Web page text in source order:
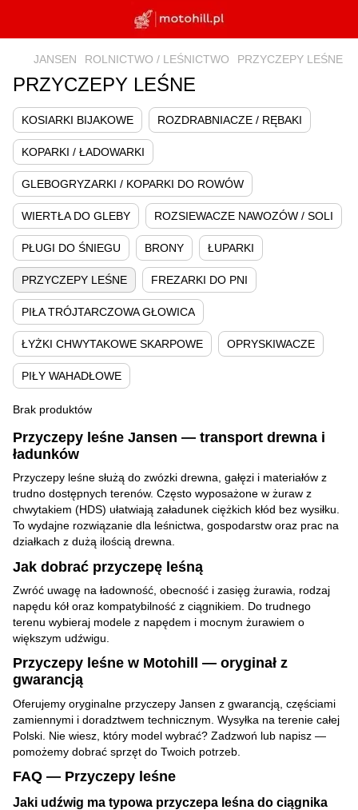
JANSEN ROLNICTWO / LEŚNICTWO PRZYCZEPY LEŚNE
PRZYCZEPY LEŚNE
KOSIARKI BIJAKOWE ROZDRABNIACZE / RĘBAKI
KOPARKI / ŁADOWARKI
GLEBOGRYZARKI / KOPARKI DO ROWÓW
WIERTŁA DO GLEBY ROZSIEWACZE NAWOZÓW / SOLI
PŁUGI DO ŚNIEGU BRONY ŁUPARKI
PRZYCZEPY LEŚNE FREZARKI DO PNI
PIŁA TRÓJTARCZOWA GŁOWICA
ŁYŻKI CHWYTAKOWE SKARPOWE OPRYSKIWACZE
PIŁY WAHADŁOWE
Brak produktów
Przyczepy leśne Jansen — transport drewna i
ładunków
Przyczepy leśne służą do zwózki drewna, gałęzi i materiałów z
trudno dostępnych terenów. Często wyposażone w żuraw z
chwytakiem (HDS) ułatwiają załadunek ciężkich kłód bez wysiłku.
To wydajne rozwiązanie dla leśnictwa, gospodarstw oraz prac na
działkach z dużą ilością drewna.
Jak dobrać przyczepę leśną
Zwróć uwagę na ładowność, obecność i zasięg żurawia, rodzaj
napędu kół oraz kompatybilność z ciągnikiem. Do trudnego
terenu wybieraj modele z napędem i mocnym żurawiem o
większym udźwigu.
Przyczepy leśne w Motohill — oryginał z
gwarancją
Oferujemy oryginalne przyczepy Jansen z gwarancją, częściami
zamiennymi i doradztwem technicznym. Wysyłka na terenie całej
Polski. Nie wiesz, który model wybrać? Zadzwoń lub napisz —
pomożemy dobrać sprzęt do Twoich potrzeb.
FAQ — Przyczepy leśne
Jaki udźwig ma typowa przyczepa leśna do ciągnika